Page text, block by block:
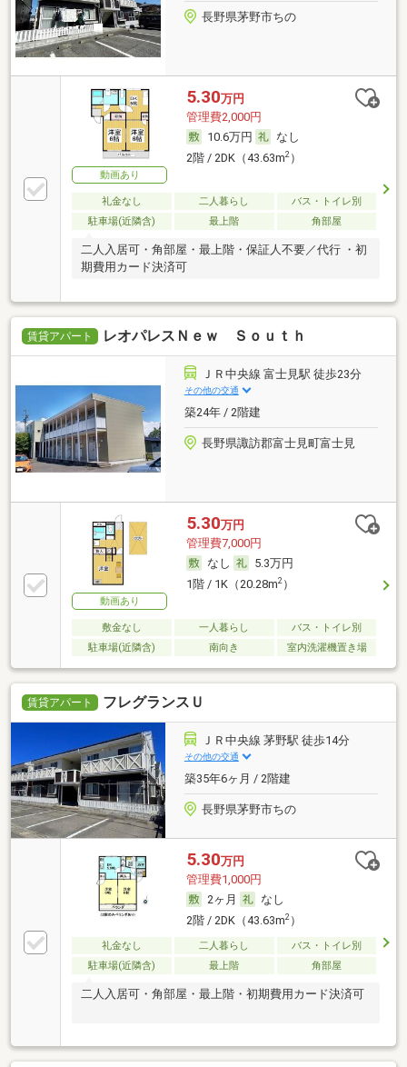
長野県茅野市ちの
動画あり
5.30万円
管理費2,000円
10.6万円
なし
2階 / 2DK（43.63m2）
礼金なし 二人暮らし
バス・トイレ別
駐車場(近隣含)
最上階 角部屋
二人入居可・角部屋・最上階・保証人不要／代行 ・初
期費用カード決済可
賃貸アパート レオパレスＮｅｗ Ｓｏｕｔｈ
ＪＲ中央線 富士見駅 徒歩23分
その他の交通
築24年 / 2階建
長野県諏訪郡富士見町富士見
動画あり
5.30万円
管理費7,000円
なし
5.3万円
1階 / 1K（20.28m2）
敷金なし 一人暮らし
バス・トイレ別
駐車場(近隣含)
南向き 室内洗濯機置き場
賃貸アパート フレグランスＵ
ＪＲ中央線 茅野駅 徒歩14分
その他の交通
築35年6ヶ月 / 2階建
長野県茅野市ちの
5.30万円
管理費1,000円
2ヶ月
なし
2階 / 2DK（43.63m2）
礼金なし 二人暮らし
バス・トイレ別
駐車場(近隣含)
最上階 角部屋
二人入居可・角部屋・最上階・初期費用カード決済可